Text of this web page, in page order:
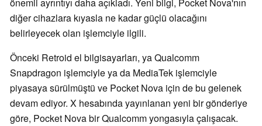
diğer cihazlara kıyasla ne kadar güçlü olacağını
belirleyecek olan işlemciyle ilgili.
Önceki Retroid el bilgisayarları, ya Qualcomm
Snapdragon işlemciyle ya da MediaTek işlemciyle
piyasaya sürülmüştü ve Pocket Nova için de bu gelenek
devam ediyor. X hesabında yayınlanan yeni bir gönderiye
göre, Pocket Nova bir Qualcomm yongasıyla çalışacak.